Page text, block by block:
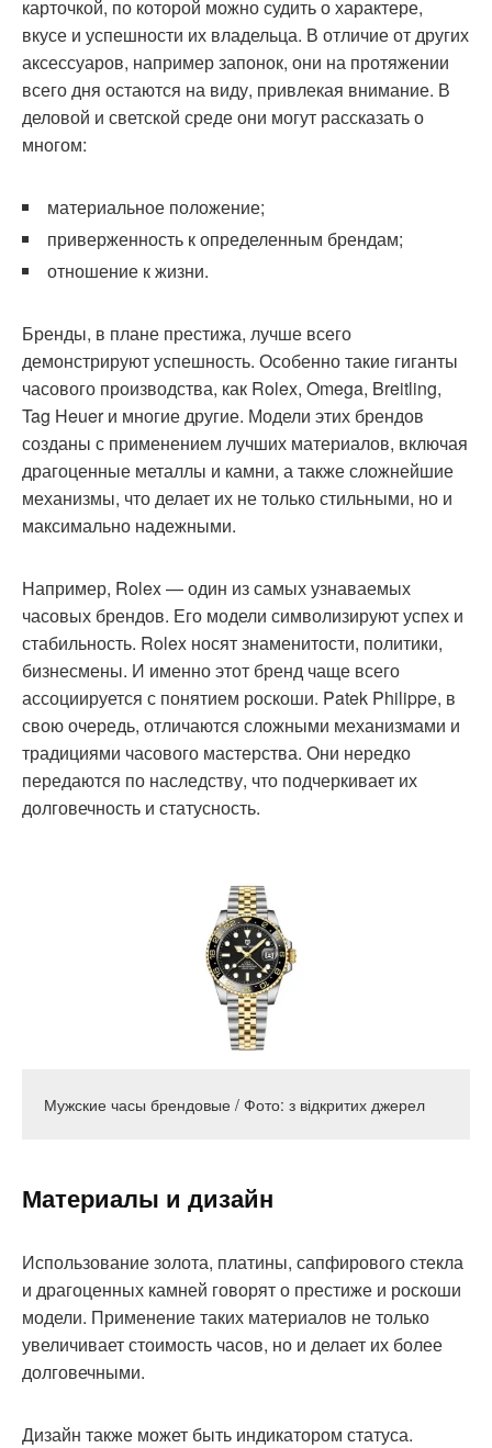
карточкой, по которой можно судить о характере,
вкусе и успешности их владельца. В отличие от других
аксессуаров, например запонок, они на протяжении
всего дня остаются на виду, привлекая внимание. В
деловой и светской среде они могут рассказать о
многом:
материальное положение;
приверженность к определенным брендам;
отношение к жизни.
Бренды, в плане престижа, лучше всего
демонстрируют успешность. Особенно такие гиганты
часового производства, как Rolex, Omega, Breitling,
Tag Heuer и многие другие. Модели этих брендов
созданы с применением лучших материалов, включая
драгоценные металлы и камни, а также сложнейшие
механизмы, что делает их не только стильными, но и
максимально надежными.
Например, Rolex — один из самых узнаваемых
часовых брендов. Его модели символизируют успех и
стабильность. Rolex носят знаменитости, политики,
бизнесмены. И именно этот бренд чаще всего
ассоциируется с понятием роскоши. Patek Philippe, в
свою очередь, отличаются сложными механизмами и
традициями часового мастерства. Они нередко
передаются по наследству, что подчеркивает их
долговечность и статусность.
Мужские часы брендовые / Фото: з відкритих джерел
Материалы и дизайн
Использование золота, платины, сапфирового стекла
и драгоценных камней говорят о престиже и роскоши
модели. Применение таких материалов не только
увеличивает стоимость часов, но и делает их более
долговечными.
Дизайн также может быть индикатором статуса.